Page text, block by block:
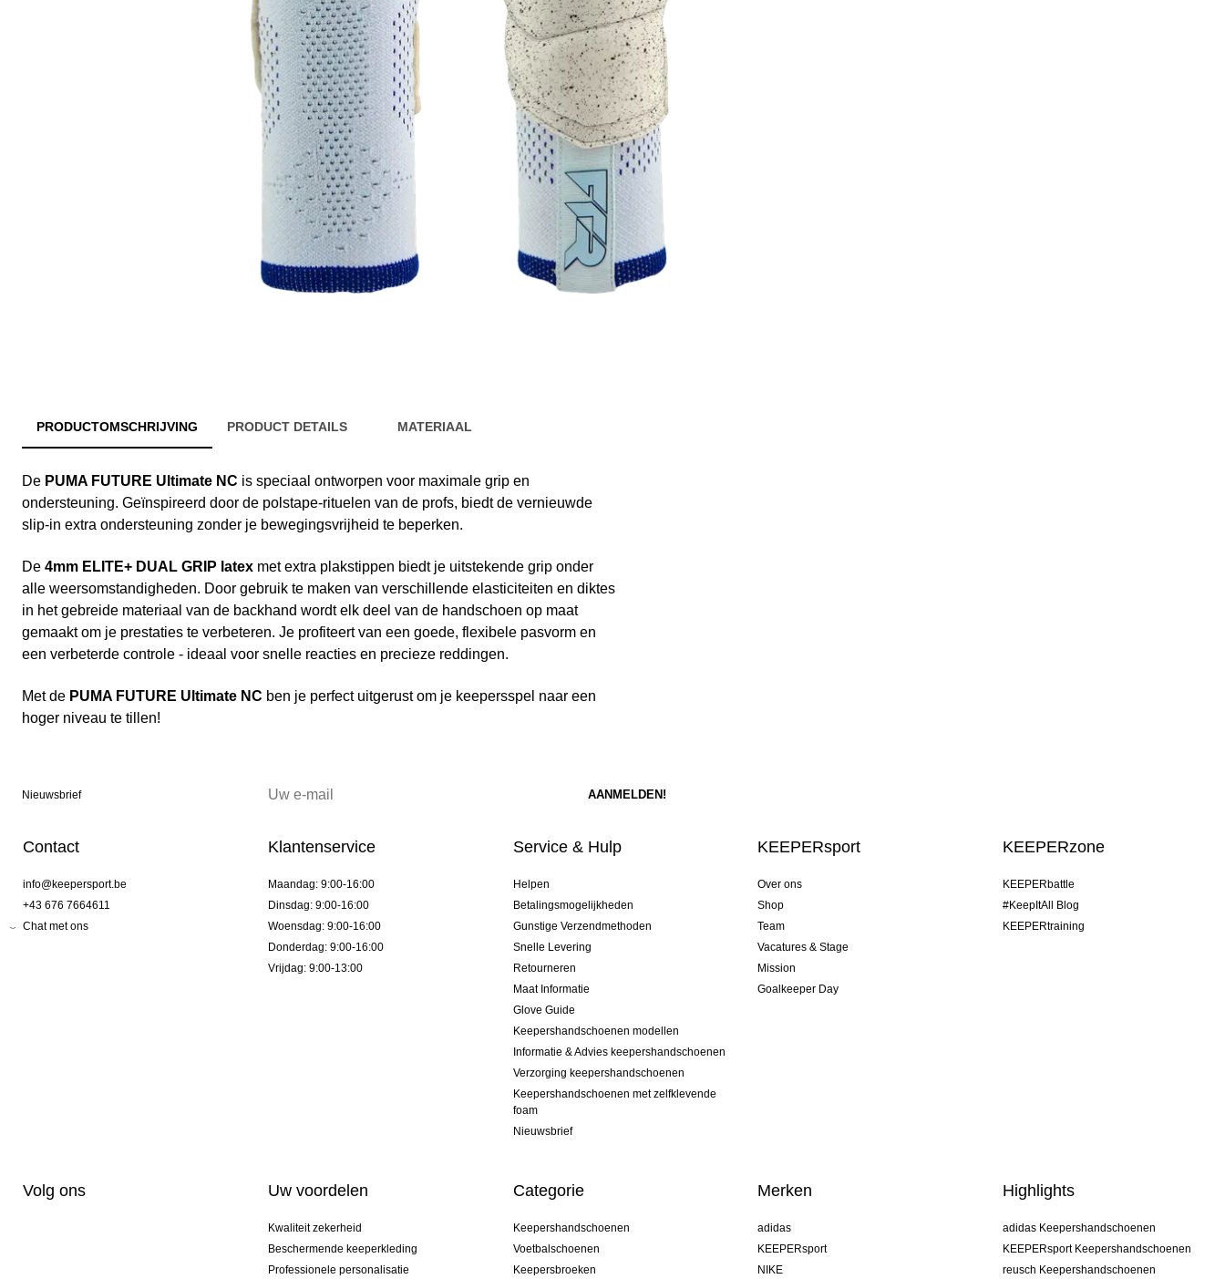
PRODUCTOMSCHRIJVING PRODUCT DETAILS MATERIAAL
De PUMA FUTURE Ultimate NC is speciaal ontworpen voor maximale grip en
ondersteuning. Geïnspireerd door de polstape-rituelen van de profs, biedt de vernieuwde
slip-in extra ondersteuning zonder je bewegingsvrijheid te beperken.
De 4mm ELITE+ DUAL GRIP latex met extra plakstippen biedt je uitstekende grip onder
alle weersomstandigheden. Door gebruik te maken van verschillende elasticiteiten en diktes
in het gebreide materiaal van de backhand wordt elk deel van de handschoen op maat
gemaakt om je prestaties te verbeteren. Je profiteert van een goede, flexibele pasvorm en
een verbeterde controle - ideaal voor snelle reacties en precieze reddingen.
Met de PUMA FUTURE Ultimate NC ben je perfect uitgerust om je keepersspel naar een
hoger niveau te tillen!
Nieuwsbrief
Contact
info@keepersport.be
+43 676 7664611
Chat met ons
Klantenservice
Maandag: 9:00-16:00
Dinsdag: 9:00-16:00
Woensdag: 9:00-16:00
Donderdag: 9:00-16:00
Vrijdag: 9:00-13:00
Service & Hulp
Helpen
Betalingsmogelijkheden
Gunstige Verzendmethoden
Snelle Levering
Retourneren
Maat Informatie
Glove Guide
Keepershandschoenen modellen
Informatie & Advies keepershandschoenen
Verzorging keepershandschoenen
Keepershandschoenen met zelfklevende
foam
Nieuwsbrief
KEEPERsport
Over ons
Shop
Team
Vacatures & Stage
Mission
Goalkeeper Day
KEEPERzone
KEEPERbattle
#KeepItAll Blog
KEEPERtraining
Volg ons Uw voordelen
Kwaliteit zekerheid
Beschermende keeperkleding
Professionele personalisatie
Categorie
Keepershandschoenen
Voetbalschoenen
Keepersbroeken
Merken
adidas
KEEPERsport
NIKE
Highlights
adidas Keepershandschoenen
KEEPERsport Keepershandschoenen
reusch Keepershandschoenen